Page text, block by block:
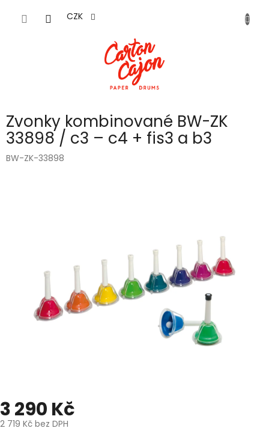
CZK
Zvonky kombinované BW-ZK
33898 / c3 – c4 + fis3 a b3
BW-ZK-33898
3 290 Kč
2 719 Kč bez DPH